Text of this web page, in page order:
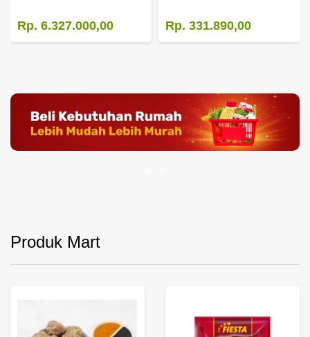
Rp. 6.327.000,00 Rp. 331.890,00
Produk Mart